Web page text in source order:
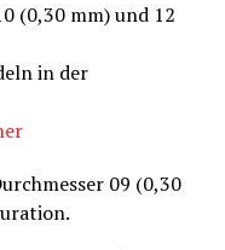
(0,30 mm) und 12
in der
09 (0,30